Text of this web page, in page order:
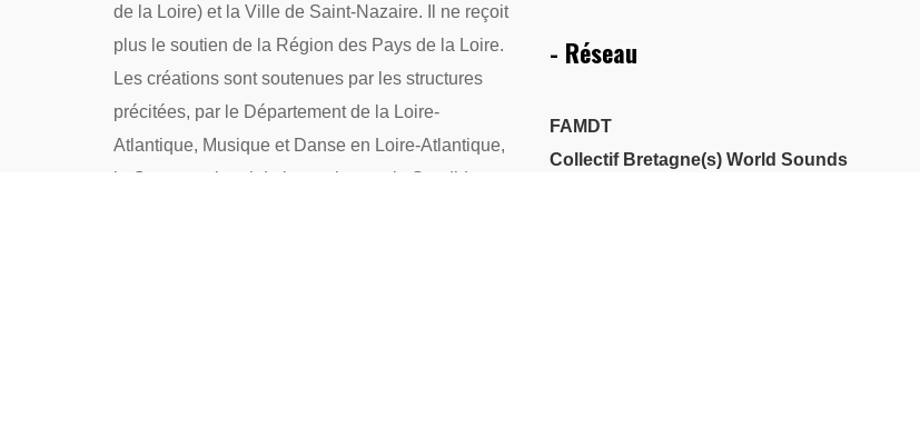
de la Loire) et la Ville de Saint-Nazaire. Il ne reçoit
plus le soutien de la Région des Pays de la Loire.
Les créations sont soutenues par les structures
précitées, par le Département de la Loire-
Atlantique, Musique et Danse en Loire-Atlantique,
le Centre national de la musique et la Spedidam.
- Réseau
FAMDT
Collectif Bretagne(s) World Sounds